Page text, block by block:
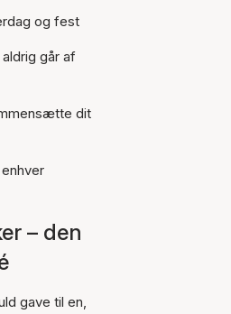
og fest
går af
dit
– den
gave til en,